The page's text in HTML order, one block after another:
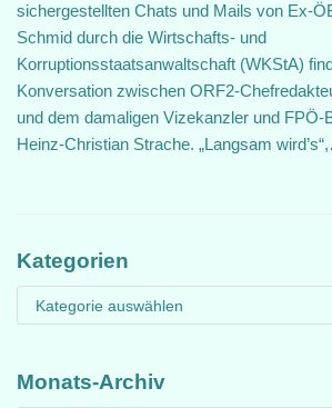
sichergestellten Chats und Mails von Ex-
Schmid durch die Wirtschafts- und
Korruptionsstaatsanwaltschaft (WKStA)
Konversation zwischen ORF2-
und dem damaligen Vizekanzler und FPÖ-
Heinz-Christian Strache. „Langsam
Kategorien
Monats-Archiv